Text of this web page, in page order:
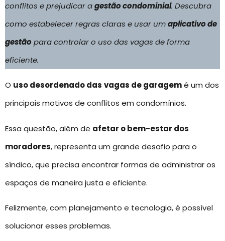
conflitos e prejudicar agestão condominial. Descubra
como estabelecer regras claras e usar umaplicativo de
gestãopara controlar o uso das vagas de forma
eficiente.
O uso desordenado das vagas de garagemé um dos
principais motivos de conflitos em condomínios.
Essa questão, além de afetar o bem-estar dos
moradores, representa um grande desafio para o
síndico, que precisa encontrar formas de administrar os
espaços de maneira justa e eficiente.
Felizmente, com planejamento e tecnologia, é possível
solucionar esses problemas.